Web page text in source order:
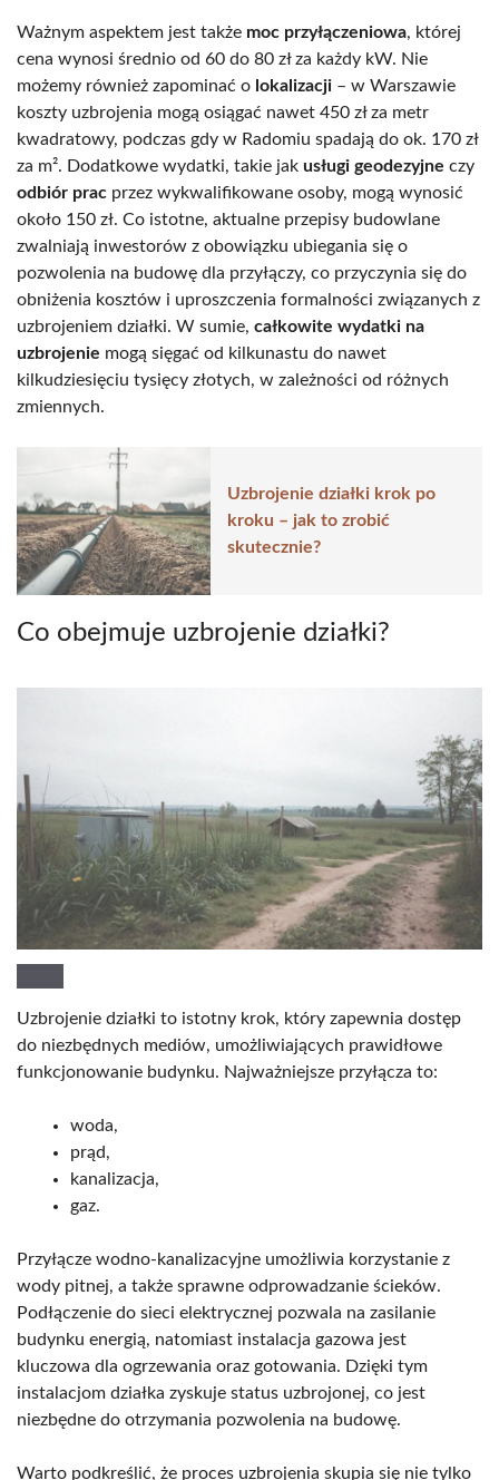
Ważnym aspektem jest także moc przyłączeniowa, której
cena wynosi średnio od 60 do 80 zł za każdy kW. Nie
możemy również zapominać o lokalizacji – w Warszawie
koszty uzbrojenia mogą osiągać nawet 450 zł za metr
kwadratowy, podczas gdy w Radomiu spadają do ok. 170 zł
za m². Dodatkowe wydatki, takie jak usługi geodezyjne czy
odbiór prac przez wykwalifikowane osoby, mogą wynosić
około 150 zł. Co istotne, aktualne przepisy budowlane
zwalniają inwestorów z obowiązku ubiegania się o
pozwolenia na budowę dla przyłączy, co przyczynia się do
obniżenia kosztów i uproszczenia formalności związanych z
uzbrojeniem działki. W sumie, całkowite wydatki na
uzbrojenie mogą sięgać od kilkunastu do nawet
kilkudziesięciu tysięcy złotych, w zależności od różnych
zmiennych.
Uzbrojenie działki krok po
kroku – jak to zrobić
skutecznie?
Co obejmuje uzbrojenie działki?
Uzbrojenie działki to istotny krok, który zapewnia dostęp
do niezbędnych mediów, umożliwiających prawidłowe
funkcjonowanie budynku. Najważniejsze przyłącza to:
woda,
prąd,
kanalizacja,
gaz.
Przyłącze wodno-kanalizacyjne umożliwia korzystanie z
wody pitnej, a także sprawne odprowadzanie ścieków.
Podłączenie do sieci elektrycznej pozwala na zasilanie
budynku energią, natomiast instalacja gazowa jest
kluczowa dla ogrzewania oraz gotowania. Dzięki tym
instalacjom działka zyskuje status uzbrojonej, co jest
niezbędne do otrzymania pozwolenia na budowę.
Warto podkreślić, że proces uzbrojenia skupia się nie tylko